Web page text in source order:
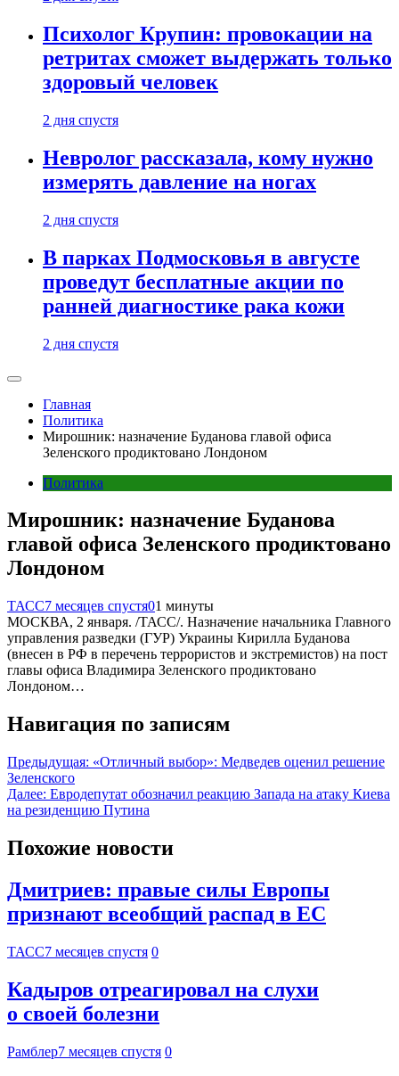
Психолог Крупин: провокации на
ретритах сможет выдержать только
здоровый человек
2 дня спустя
Невролог рассказала, кому нужно
измерять давление на ногах
2 дня спустя
В парках Подмосковья в августе
проведут бесплатные акции по
ранней диагностике рака кожи
2 дня спустя
Главная
Политика
Мирошник: назначение Буданова главой офиса
Зеленского продиктовано Лондоном
Политика
Мирошник: назначение Буданова
главой офиса Зеленского продиктовано
Лондоном
ТАСС7 месяцев спустя01 минуты
МОСКВА, 2 января. /ТАСС/. Назначение начальника Главного
управления разведки (ГУР) Украины Кирилла Буданова
(внесен в РФ в перечень террористов и экстремистов) на пост
главы офиса Владимира Зеленского продиктовано
Лондоном…
Навигация по записям
Предыдущая: «Отличный выбор»: Медведев оценил решение
Зеленского
Далее: Евродепутат обозначил реакцию Запада на атаку Киева
на резиденцию Путина
Похожие новости
Дмитриев: правые силы Европы
признают всеобщий распад в ЕС
ТАСС7 месяцев спустя 0
Кадыров отреагировал на слухи
о своей болезни
Рамблер7 месяцев спустя 0